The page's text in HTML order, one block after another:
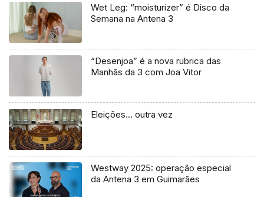
Wet Leg: “moisturizer” é Disco da
Semana na Antena 3
“Desenjoa” é a nova rubrica das
Manhãs da 3 com Joa Vitor
Eleições… outra vez
Westway 2025: operação especial
da Antena 3 em Guimarães